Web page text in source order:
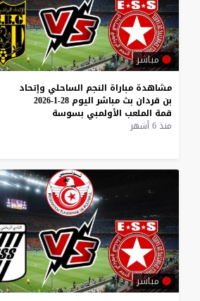
مباشر
مشاهدة مباراة النجم الساحلي وإتحاد
بن قردان بث مباشر اليوم 28-1-2026
قمة الملعب الأولمبي بسوسة
منذ 6 أشهر
مباشر